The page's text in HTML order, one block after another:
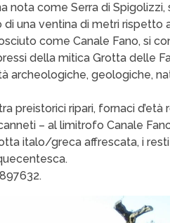
nota come Serra di Spigolizzi,
una ventina di metri rispetto
come Canale Fano, si
della mitica Grotta delle
archeologiche, geologiche,
preistorici ripari, fornaci d’età
– al limitrofo Canale
italo/greca affrescata, i